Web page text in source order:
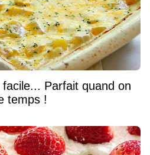
Parfait quand on
temps !